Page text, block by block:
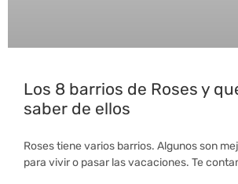
Los 8 barrios de Roses y
saber de ellos
Roses tiene varios barrios. Algunos son
para vivir o pasar las vacaciones. Te